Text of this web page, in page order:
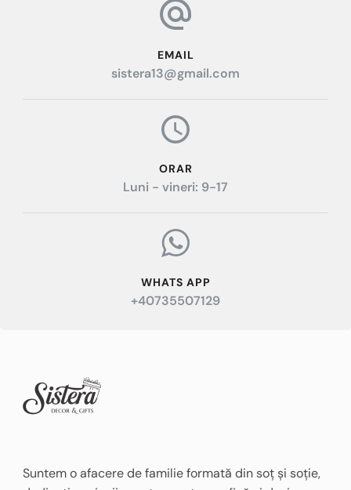
EMAIL
sistera13@gmail.com
ORAR
Luni - vineri: 9-17
WHATS APP
+40735507129
Suntem o afacere de familie formată din soț și soție,